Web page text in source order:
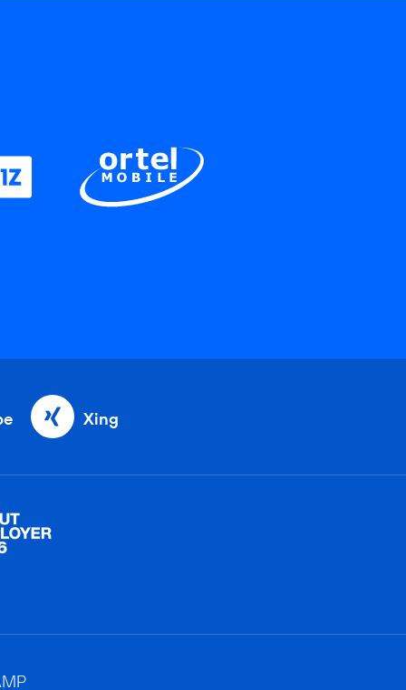
Xing